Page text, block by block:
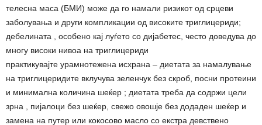
телесна маса (БМИ) може да го намали ризикот од срцеви
заболувања и други компликации од високите триглицериди;
дебелината , особено кај луѓето со дијабетес, често доведува до
многу високи нивоа на триглицериди
практикувајте урамнотежена исхрана – диетата за намалување
на триглицеридите вклучува зеленчук без скроб, посни протеини
и минимална количина шеќер ; диетата треба да содржи цели
зрна , пијалоци без шеќер, свежо овошје без додаден шеќер и
замена на путер или кокосово масло со екстра девствено